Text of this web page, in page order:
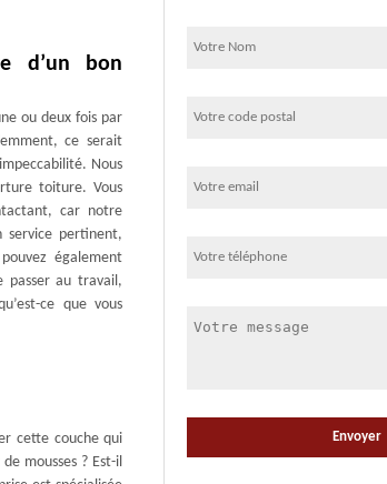
d’un bon
ou deux fois par
ce serait
Nous
toiture. Vous
car notre
service pertinent,
également
passer au travail,
ce que vous
cette couche qui
mousses ? Est-il